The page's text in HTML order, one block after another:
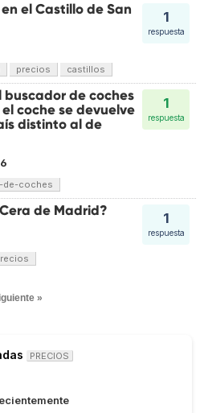
1
respuesta
el Castillo de San
precios castillos
1
respuesta
buscador de coches
coche se devuelve
distinto al de
de-coches
1
respuesta
de Madrid?
»
PRECIOS